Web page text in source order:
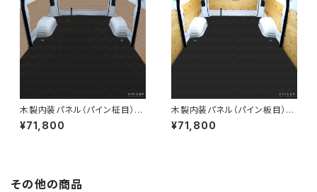
木製内装パネル（パイン柾目）
200系ハイエースバンDXロン
グ標準ボディ5ドア用
¥71,800
木製内装パネル（パイン板目）
200系ハイエースバンDXロン
グ標準ボディ5ドア用
¥71,800
その他の商品